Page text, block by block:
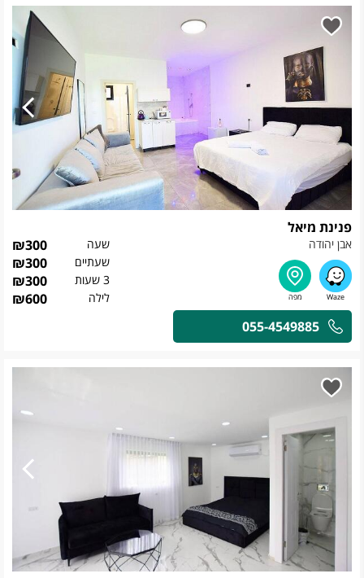
פנינת מיאל
אבן יהודה שעה ₪300
שעתיים ₪300
3 שעות ₪300
לילה ₪600
055-4549885